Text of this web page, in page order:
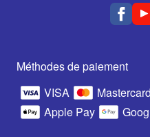
Méthodes de paiement
VISA
Mastercard
Apple Pay